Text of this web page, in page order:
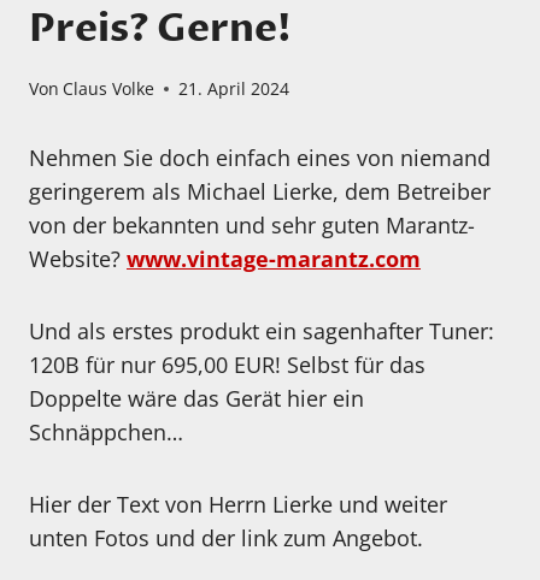
Preis? Gerne!
Von Claus Volke 21. April 2024
Nehmen Sie doch einfach eines von niemand
geringerem als Michael Lierke, dem Betreiber
von der bekannten und sehr guten Marantz-
Website? www.vintage-marantz.com
Und als erstes produkt ein sagenhafter Tuner:
120B für nur 695,00 EUR! Selbst für das
Doppelte wäre das Gerät hier ein
Schnäppchen…
Hier der Text von Herrn Lierke und weiter
unten Fotos und der link zum Angebot.